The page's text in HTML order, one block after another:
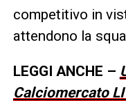
competitivo in
attendono la
LEGGI ANCHE –
Calciomercato